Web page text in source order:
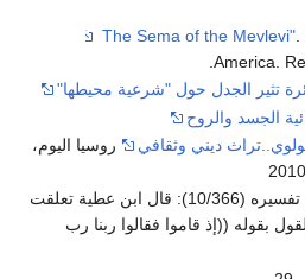
America .
.
تثير الجدل حول "شرعية محيطها"
الجسد والروح
ديني وثقافي
روسيا اليوم،
الإمام القرطبي في تفسيره (10/366): قال ابن عطية تعلقت
بقوله ((إذ قاموا فقالوا ربنا رب